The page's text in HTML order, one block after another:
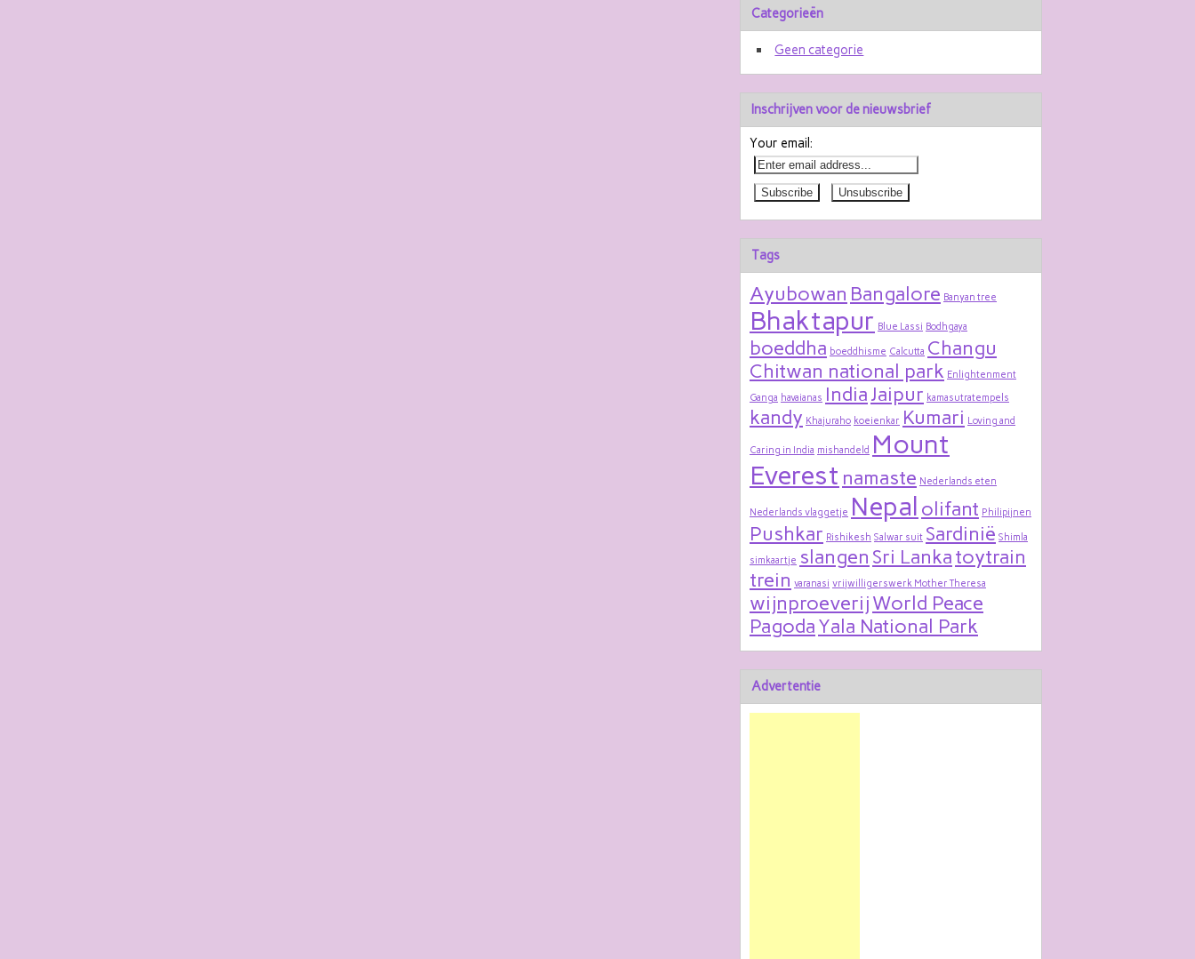
Categorieën
Geen categorie
Inschrijven voor de nieuwsbrief
Your email:
Tags
Ayubowan Bangalore Banyan tree
Bhaktapur Blue Lassi Bodhgaya
boeddha boeddhisme Calcutta Changu
Chitwan national park Enlightenment
Ganga havaianas IndiaJaipur kamasutratempels
kandy Khajuraho koeienkar Kumari Loving and
Caring in India mishandeld Mount
Everest namaste Nederlands eten
Nederlands vlaggetje Nepal olifant Philipijnen
Pushkar Rishikesh Salwar suit Sardinië Shimla
simkaartje slangen Sri Lankatoytrain
trein varanasi vrijwilligerswerk Mother Theresa
wijnproeverijWorld Peace
PagodaYala National Park
Advertentie